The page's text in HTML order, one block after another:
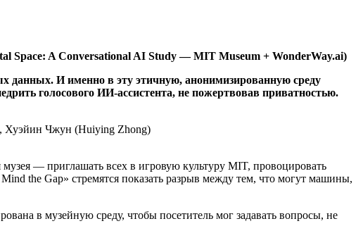
Space: A Conversational AI Study — MIT Museum + WonderWay.ai)
данных. И именно в эту этичную, анонимизированную среду
голосового ИИ-ассистента, не пожертвовав приватностью.
Хуэйин Чжун (Huiying Zhong)
— приглашать всех в игровую культуру MIT, провоцировать
the Gap» стремятся показать разрыв между тем, что могут машины,
в музейную среду, чтобы посетитель мог задавать вопросы, не